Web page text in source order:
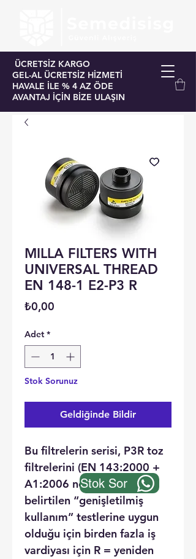
ÜCRETSİZ KARGO
GEL-AL ÜCRETSİZ HİZMETİ
HAVALE İLE % 4 AZ ÖDE
AVANTAJ İÇİN BİZE ULAŞIN
MILLA FILTERS WITH
UNIVERSAL THREAD
EN 148-1 E2-P3 R
₺0,00
Adet *
Stok Sorunuz
Geldiğinde Bildir
Bu filtrelerin serisi, P3R toz
filtrelerini (EN 143:2000 +
A1:2006 normunda
belirtilen “genişletilmiş
kullanım” testlerine uygun
olduğu için birden fazla iş
vardiyası için R = yeniden
Stok Sor